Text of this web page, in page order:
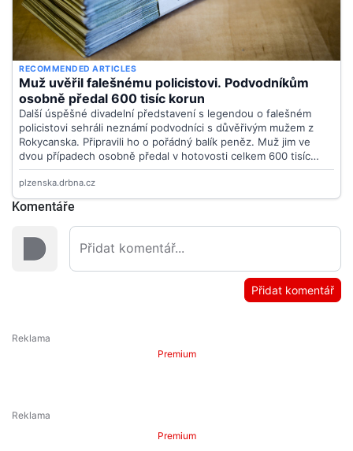
Komentáře
Přidat komentář
Premium
Premium